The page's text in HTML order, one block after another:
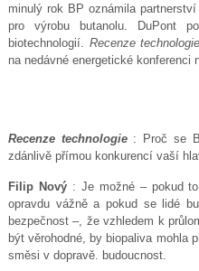
minulý rok BP oznámila
pro výrobu butanolu. DuPont
biotechnologií. Recenze technologie
na nedávné energetické konferenci
Recenze technologie : Proč se
zdánlivě přímou konkurencí vaší
Filip Nový: Je možné – pokud
opravdu vážně a pokud se lidé
bezpečnost –, že vzhledem k
být věrohodné, by biopaliva mohla
směsi v dopravě. budoucnost.